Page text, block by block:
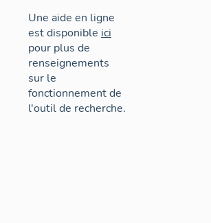
Une aide en ligne
est disponible ici
pour plus de
renseignements
sur le
fonctionnement de
l'outil de recherche.